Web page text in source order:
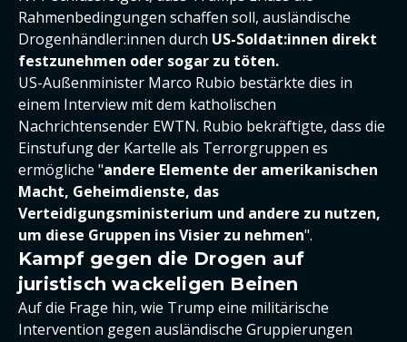
Rahmenbedingungen schaffen soll, ausländische
Drogenhändler:innen durch US-Soldat:innen direkt
festzunehmen oder sogar zu töten.
US-Außenminister Marco Rubio bestärkte dies in
einem Interview mit dem katholischen
Nachrichtensender EWTN. Rubio bekräftigte, dass die
Einstufung der Kartelle als Terrorgruppen es
ermögliche "andere Elemente der amerikanischen
Macht, Geheimdienste, das
Verteidigungsministerium und andere zu nutzen,
um diese Gruppen ins Visier zu nehmen".
Kampf gegen die Drogen auf
juristisch wackeligen Beinen
Auf die Frage hin, wie Trump eine militärische
Intervention gegen ausländische Gruppierungen